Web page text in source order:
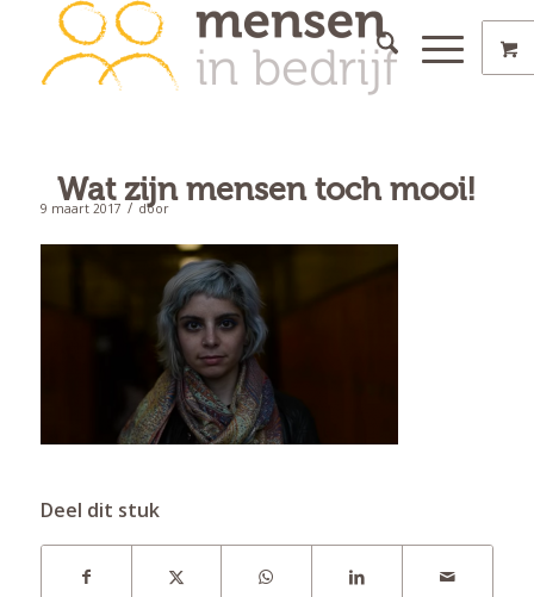
Wat zijn mensen toch mooi!
9 maart 2017 / door
Deel dit stuk